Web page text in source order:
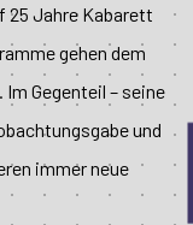
25 Jahre Kabarett
gehen dem
Gegenteil – seine
und
immer neue